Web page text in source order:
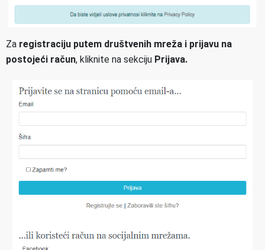
Za registraciju putem društvenih mreža i prijavu na
postojeći račun, kliknite na sekciju Prijava.